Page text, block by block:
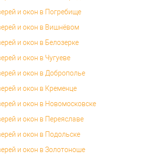
и окон в Погребище
и окон в Вишнёвом
и окон в Белозерке
и окон в Чугуеве
и окон в Доброполье
и окон в Кременце
и окон в Новомосковске
и окон в Переяславе
и окон в Подольске
и окон в Золотоноше